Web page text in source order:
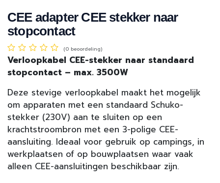
CEE adapter CEE stekker naar
stopcontact
(0 beoordeling)
Verloopkabel CEE-stekker naar standaard
stopcontact – max. 3500W
Deze stevige verloopkabel maakt het mogelijk
om apparaten met een standaard Schuko-
stekker (230V) aan te sluiten op een
krachtstroombron met een 3-polige CEE-
aansluiting. Ideaal voor gebruik op campings, in
werkplaatsen of op bouwplaatsen waar vaak
alleen CEE-aansluitingen beschikbaar zijn.